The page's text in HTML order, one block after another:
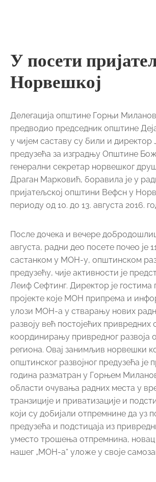
У посети
Норвешкој
Делегација општине Горњи
предводио председник општине
у чијем саставу су били и директор
предузећа за изградњу Општине
генерални секретар норвешког
Драган Марковић, боравила је у
пријатељској општини Вефсн у
периоду од 10. до 13. августа 2016.
После дочека и вечере
августа, радни део посете почео је
састанком у МОН-у, општинском
предузећу, чије активности је
Леиф Сефтинг. Директор је гостима
пројекте које МОН припрема и
улози МОН-а у стварању нових
развоју већ постојећих привредних
координирању привредног развоја
региона. Овај занимљив норвешки
општинског развојног предузећа је
година разматран у Горњем
области очувања радних места у
транзиције и приватизације и
који су добијали отпремнине да уз
предузећа и подстицаја из
уместо трошења отпремнина, новац
нашег „МОН-а“ уложе у своје